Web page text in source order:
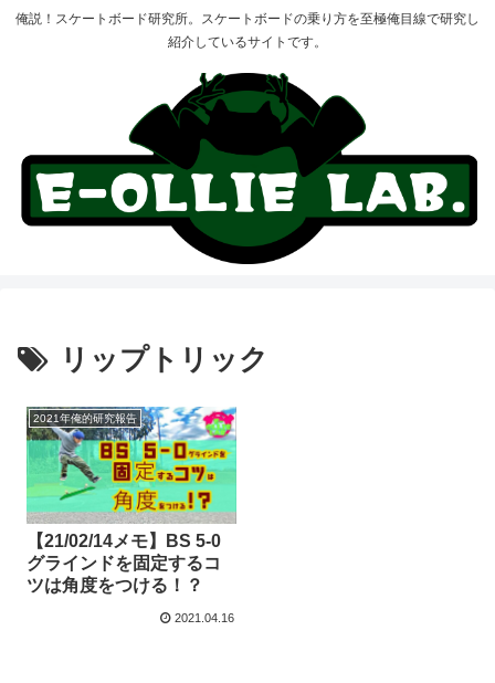
俺説！スケートボード研究所。スケートボードの乗り方を至極俺目線で研究し
紹介しているサイトです。
リップトリック
2021年俺的研究報告
【21/02/14メモ】BS 5-0
グラインドを固定するコ
ツは角度をつける！？
2021.04.16